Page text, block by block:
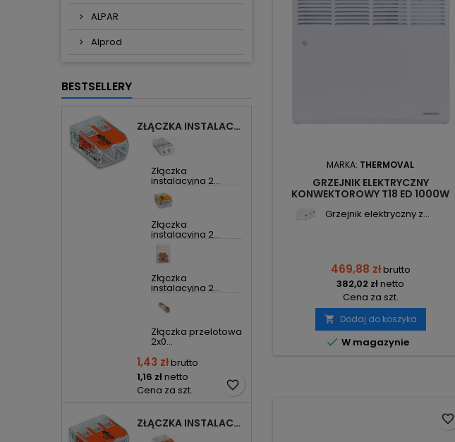
ALPAR
Alprod
BESTSELLERY
ZŁĄCZKA INSTALACYJNA 2X UNIWERSALNA COMPACT 221-412 WAGO
Złączka
instalacyjna 2...
Złączka
instalacyjna 2...
Złączka
instalacyjna 2...
Złączka przelotowa
2x0...
1,43 złbrutto
1,16 złnetto
Cena za szt.
favorite_border
ZŁĄCZKA INSTALACYJNA 3X UNIWERSALNA COMPACT 221-413 WAGO
MARKA: THERMOVAL
GRZEJNIK ELEKTRYCZNY
KONWEKTOROWY T18 ED 1000W
Grzejnik elektryczny z...
469,88 złbrutto
382,02 złnetto
Cena za szt.
 Dodaj do koszyka
 W magazynie
favorite_border